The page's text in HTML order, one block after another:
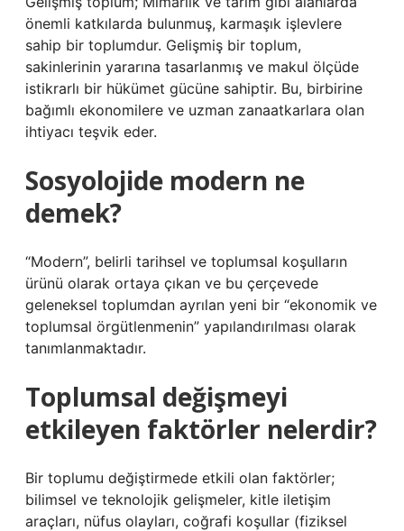
önemli katkılarda bulunmuş, karmaşık işlevlere
sahip bir toplumdur. Gelişmiş bir toplum,
sakinlerinin yararına tasarlanmış ve makul ölçüde
istikrarlı bir hükümet gücüne sahiptir. Bu, birbirine
bağımlı ekonomilere ve uzman zanaatkarlara olan
ihtiyacı teşvik eder.
Sosyolojide modern ne
demek?
“Modern”, belirli tarihsel ve toplumsal koşulların
ürünü olarak ortaya çıkan ve bu çerçevede
geleneksel toplumdan ayrılan yeni bir “ekonomik ve
toplumsal örgütlenmenin” yapılandırılması olarak
tanımlanmaktadır.
Toplumsal değişmeyi
etkileyen faktörler nelerdir?
Bir toplumu değiştirmede etkili olan faktörler;
bilimsel ve teknolojik gelişmeler, kitle iletişim
araçları, nüfus olayları, coğrafi koşullar (fiziksel